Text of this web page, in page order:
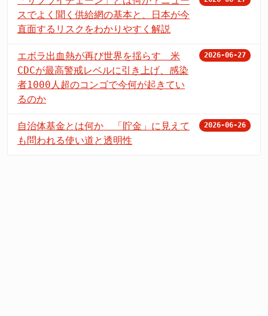
スでよく聞く供給網の基本と、日本が今
直面するリスクをわかりやすく解説
エボラ出血熱が再び世界を揺らす 米
CDCが最高警戒レベルに引き上げ、感染
者1000人超のコンゴで今何が起きてい
るのか
2026-06-27
自治体基金とは何か 「貯金」に見えて
も問われる使い道と透明性
2026-06-26